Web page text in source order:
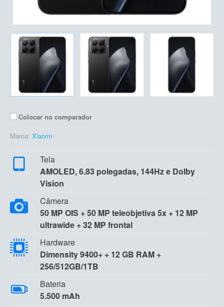
Colocar no comparador
Marca: Xiaomi
Tela
AMOLED, 6.83 polegadas, 144Hz e Dolby
Vision
Câmera
50 MP OIS + 50 MP teleobjetiva 5x + 12 MP
ultrawide + 32 MP frontal
Hardware
Dimensity 9400+ + 12 GB RAM +
256/512GB/1TB
Bateria
5.500 mAh